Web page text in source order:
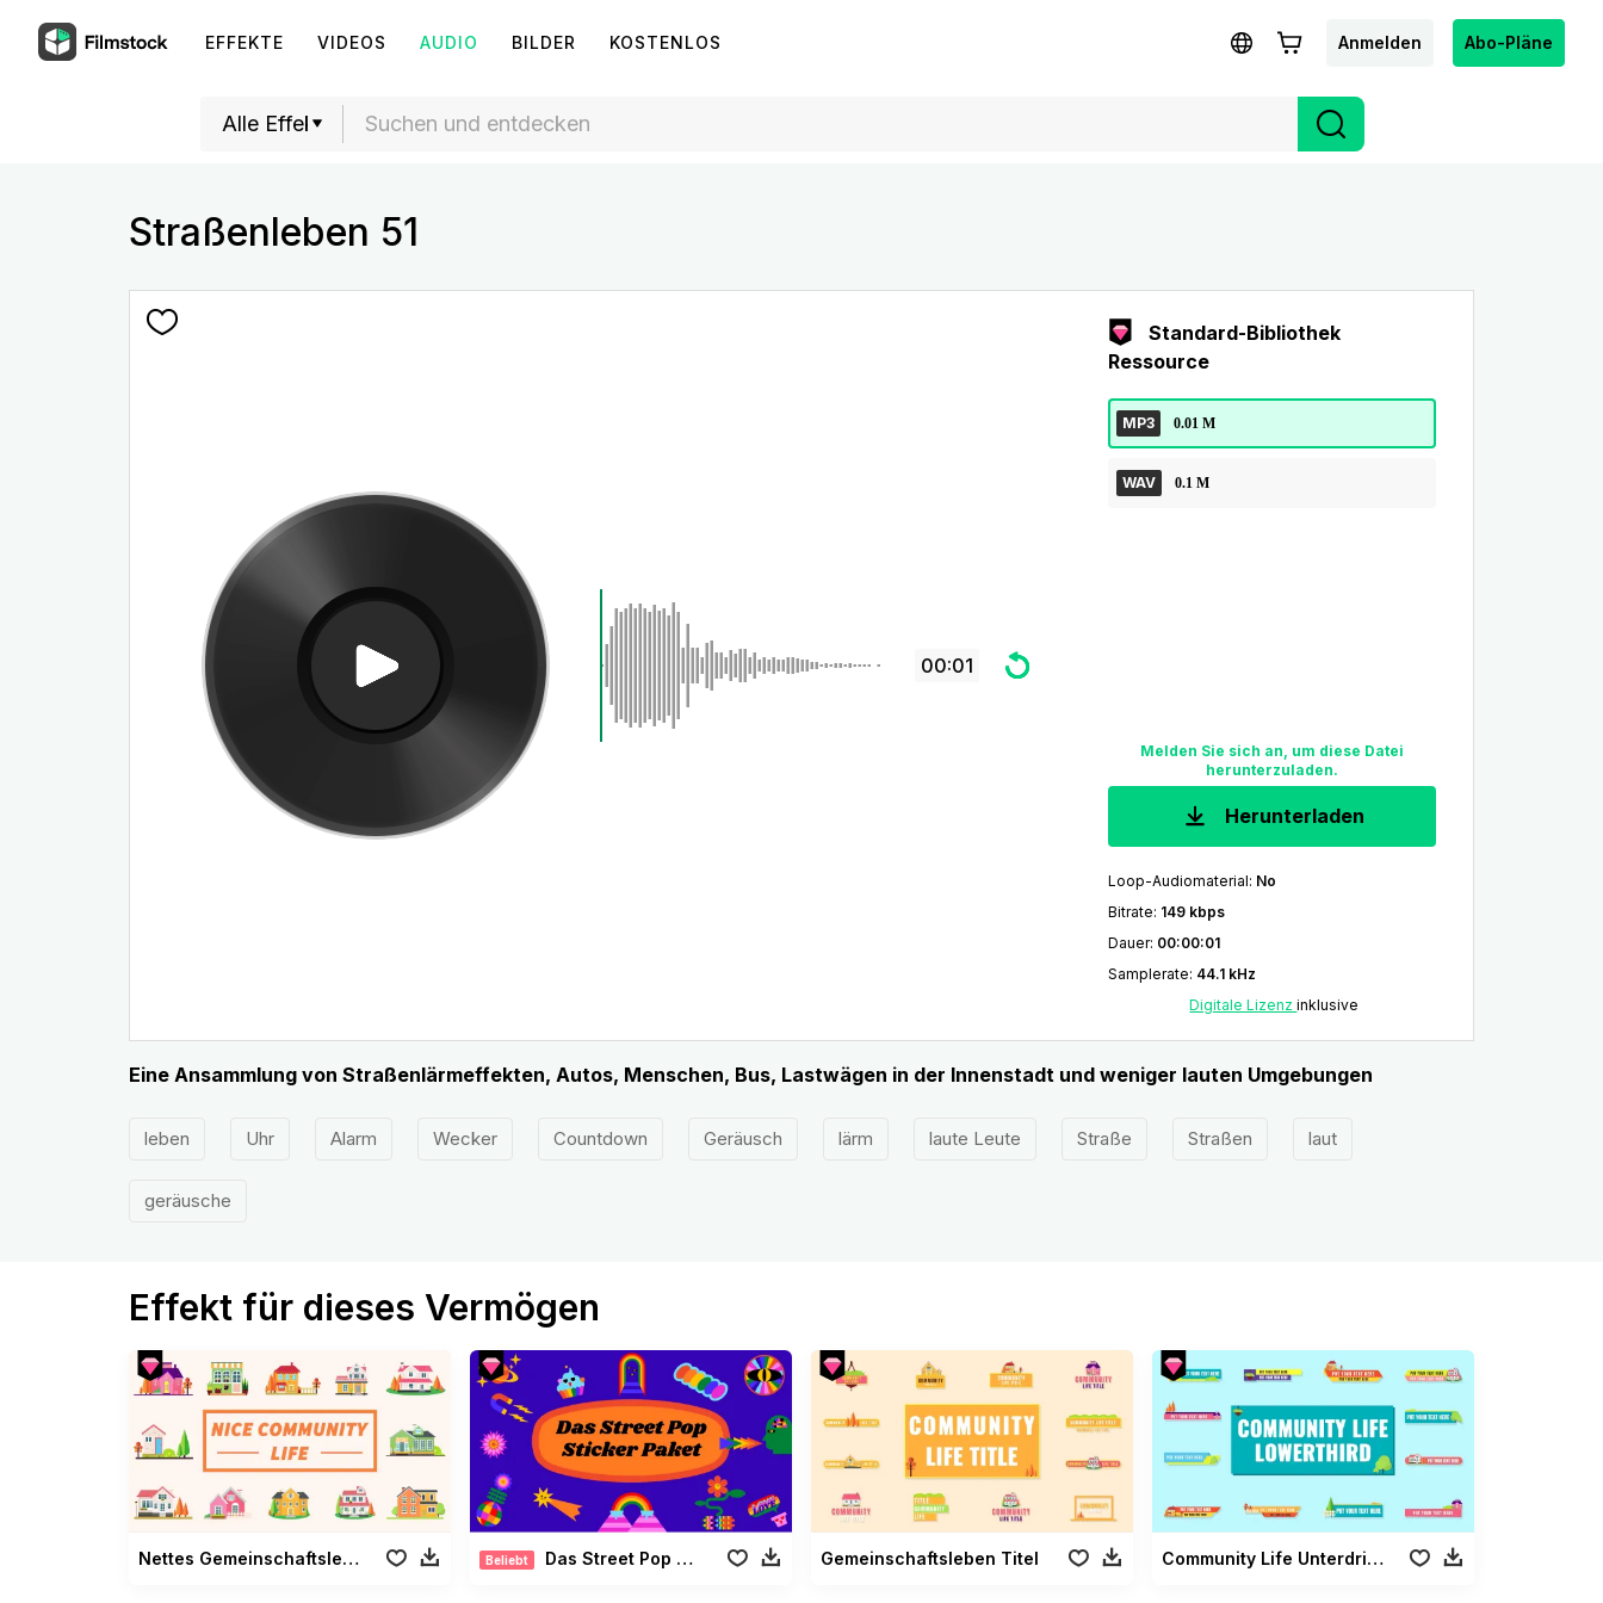
EFFEKTE VIDEOS AUDIO BILDER KOSTENLOS Anmelden Abo-Pläne
Straßenleben 51
00:01
Standard-Bibliothek
Ressource
MP3 0.01 M
WAV 0.1 M
Melden Sie sich an, um diese Datei
herunterzuladen.
Herunterladen
Loop-Audiomaterial: No
Bitrate: 149 kbps
Dauer: 00:00:01
Samplerate: 44.1 kHz
Digitale Lizenzinklusive
Eine Ansammlung von Straßenlärmeffekten, Autos, Menschen, Bus, Lastwägen in der Innenstadt und weniger lauten Umgebungen
leben Uhr Alarm Wecker Countdown Geräusch lärm laute Leute Straße Straßen laut
geräusche
Effekt für dieses Vermögen
Nettes Gemeinschaftsleben Beliebt Das Street Pop Sticker Paket Gemeinschaftsleben Titel Community Life Unterdrittel